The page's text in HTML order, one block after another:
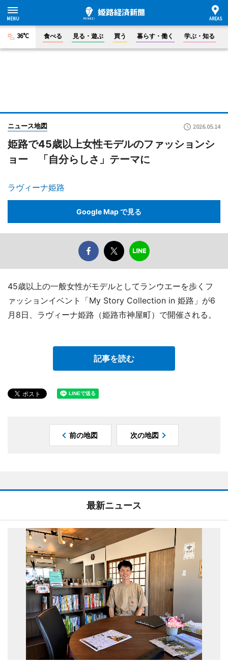
36°C 食べる 見る・遊ぶ 買う 暮らす・働く 学ぶ・知る
ニュース地図 2026.05.14
姫路で45歳以上女性モデルのファッションシ
ョー 「自分らしさ」テーマに
ラヴィーナ姫路
Google Map で見る
45歳以上の一般女性がモデルとしてランウエーを歩くフ
ァッションイベント「My Story Collection in 姫路」が6
月8日、ラヴィーナ姫路（姫路市神屋町）で開催される。
記事を読む
前の地図 次の地図
最新ニュース